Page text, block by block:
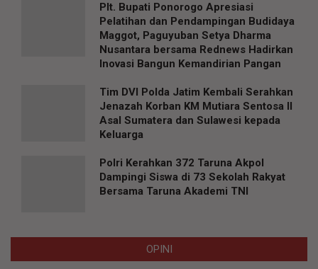
Plt. Bupati Ponorogo Apresiasi
Pelatihan dan Pendampingan Budidaya
Maggot, Paguyuban Setya Dharma
Nusantara bersama Rednews Hadirkan
Inovasi Bangun Kemandirian Pangan
Tim DVI Polda Jatim Kembali Serahkan
Jenazah Korban KM Mutiara Sentosa II
Asal Sumatera dan Sulawesi kepada
Keluarga
Polri Kerahkan 372 Taruna Akpol
Dampingi Siswa di 73 Sekolah Rakyat
Bersama Taruna Akademi TNI
OPINI